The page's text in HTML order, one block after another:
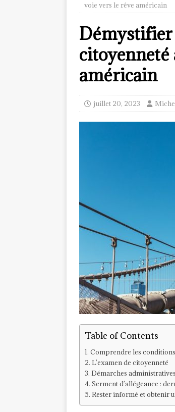
voie vers le rêve américain
Démystifier
citoyenneté
américain
juillet 20, 2023
Table of Contents
Comprendre les
L’examen de citoyenneté
Démarches
Serment d’allégeance :
Rester informé et obtenir